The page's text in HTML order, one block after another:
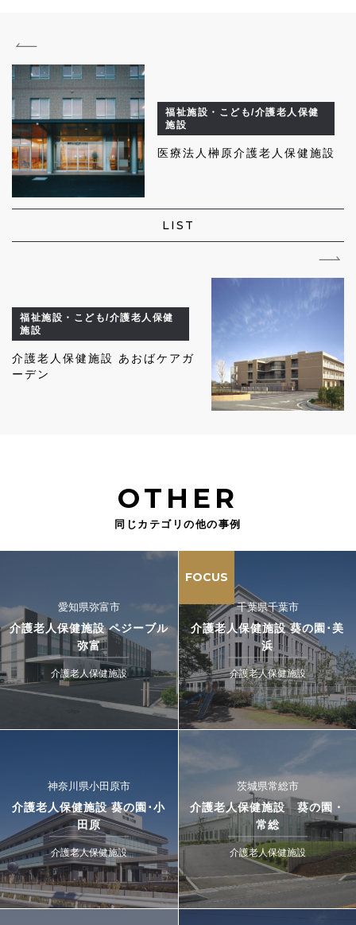
福祉施設・こども/介護老人保健
施設
医療法人榊原介護老人保健施設
LIST
福祉施設・こども/介護老人保健
施設
介護老人保健施設 あおばケアガ
ーデン
OTHER
同じカテゴリの他の事例
愛知県弥富市
介護老人保健施設 ペジーブル
弥富
介護老人保健施設
FOCUS
千葉県千葉市
介護老人保健施設 葵の園･美
浜
介護老人保健施設
神奈川県小田原市
介護老人保健施設 葵の園･小
田原
介護老人保健施設
茨城県常総市
介護老人保健施設 葵の園・
常総
介護老人保健施設